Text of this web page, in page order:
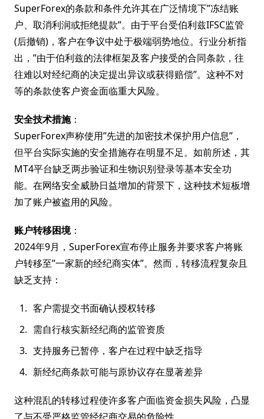
SuperForex的条款和条件允许其在广泛情境下”冻结账
户、取消利润或拒绝提款”。由于平台受伯利兹IFSC监管
(后撤销)，客户在争议中处于极端弱势地位。行业分析指
出，”由于伯利兹的法律框架及客户接受的合同条款，往
往难以对经纪商的决定提出异议或获得赔偿”。这种不对
等的条款使客户资金面临重大风险。
安全技术措施：
SuperForex声称使用”先进的加密技术保护用户信息”，
但平台实际实施的安全措施存在明显不足。如前所述，其
MT4平台缺乏两步验证和生物识别登录等基本安全功
能。在网络安全威胁日益增加的背景下，这种技术短板增
加了账户被盗用的风险。
账户转移困境：
2024年9月，SuperForex宣布停止服务并要求客户将账
户转移至”一家新的经纪商实体”。然而，转移流程复杂且
缺乏支持：
客户需提交书面确认授权转移
需自行核实新经纪商的监管资质
支持服务已暂停，客户在过程中缺乏指导
新经纪商条款可能与原协议存在显著差异
这种混乱的转移过程使许多客户面临资金损失风险，凸显